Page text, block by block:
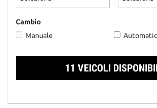
Cambio
Manuale
11 VEICOLI
questi
strumenti
di
tracciamento
cookie